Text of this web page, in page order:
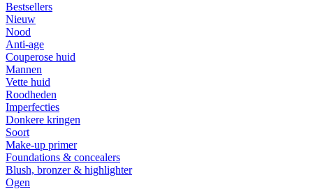
Bestsellers
Nieuw
Nood
Anti-age
Couperose huid
Mannen
Vette huid
Roodheden
Imperfecties
Donkere kringen
Soort
Make-up primer
Foundations & concealers
Blush, bronzer & highlighter
Ogen